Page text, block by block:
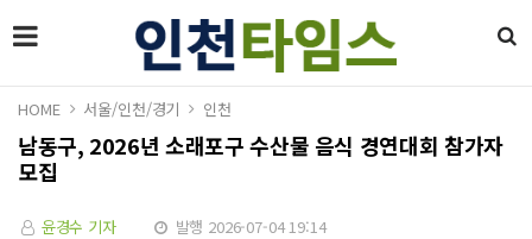
HOME 서울/인천/경기 인천
남동구, 2026년 소래포구 수산물 음식 경연대회 참가자
모집
윤경수 기자 발행 2026-07-04 19:14